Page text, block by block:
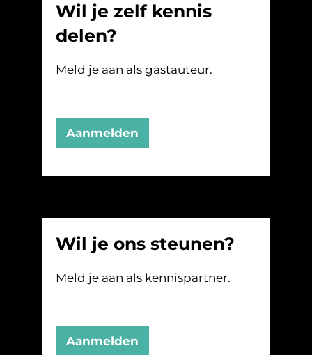
Wil je zelf kennis
delen?
Meld je aan als gastauteur.
Aanmelden
Wil je ons steunen?
Meld je aan als kennispartner.
Aanmelden